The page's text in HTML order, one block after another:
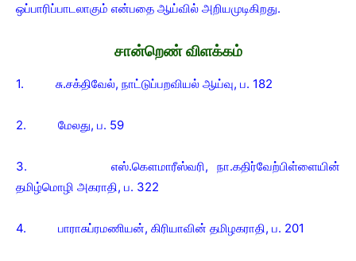
ஒப்பாரிப்பாடலாகும் என்பதை ஆய்வில் அறியமுடிகிறது.
சான்றெண் விளக்கம்
1. சு.சக்திவேல், நாட்டுப்பறவியல் ஆய்வு, ப. 182
2. மேலது, ப. 59
3. எஸ்.கௌமாரீஸ்வரி, நா.கதிர்வேற்பிள்ளையின்
தமிழ்மொழி அகராதி, ப. 322
4. பாராசுப்ரமணியன், கிரியாவின் தமிழகராதி, ப. 201